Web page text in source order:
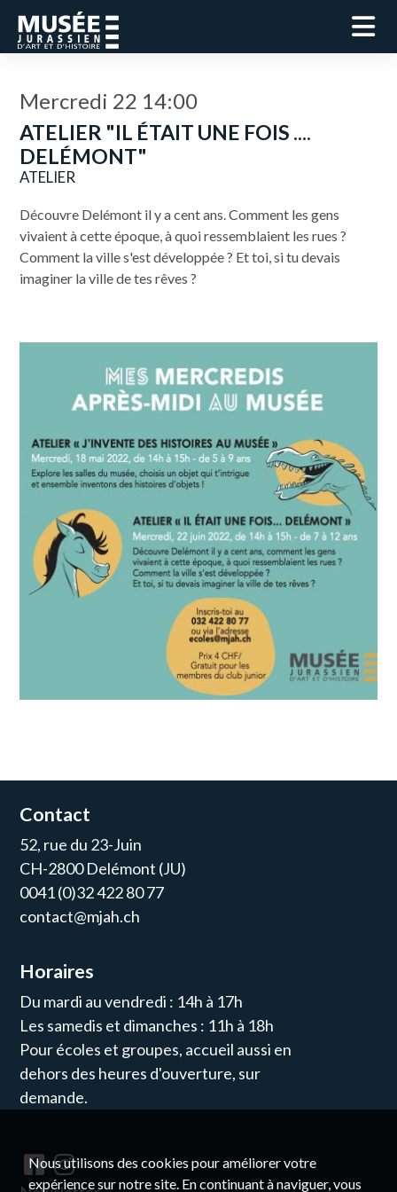
Mercredi 22 14:00
ATELIER "IL ÉTAIT UNE FOIS ....
DELÉMONT"
ATELIER
Découvre Delémont il y a cent ans. Comment les gens
vivaient à cette époque, à quoi ressemblaient les rues ?
Comment la ville s'est développée ? Et toi, si tu devais
imaginer la ville de tes rêves ?
Contact
52, rue du 23-Juin
CH-2800 Delémont (JU)
0041 (0)32 422 80 77
contact@mjah.ch
Horaires
Du mardi au vendredi : 14h à 17h
Les samedis et dimanches : 11h à 18h
Pour écoles et groupes, accueil aussi en
dehors des heures d'ouverture, sur
demande.
Nous utilisons des cookies pour améliorer votre
expérience sur notre site. En continuant à naviguer, vous